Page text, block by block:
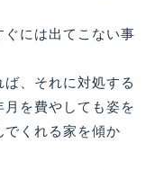
には出てこない事
、それに対処する
を費やしても姿を
くれる家を傾か